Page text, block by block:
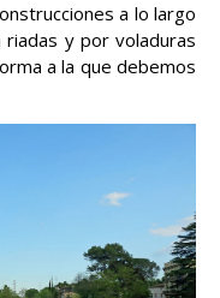
a lo largo
y por voladuras
a la que debemos